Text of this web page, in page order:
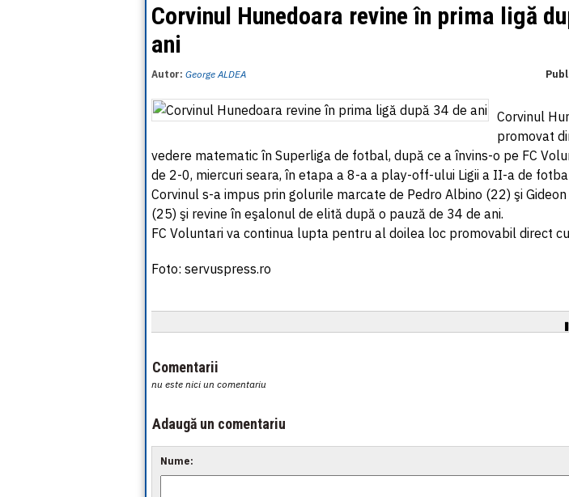
1 HUF = 1.2223 RON
1 INR= 0.0513 RON
1 NOK= 0.4191 RON
1 NZD= 2.6097 RON
= 0.0425 RON
1 RUB= 0.0530 RON
1 SEK
= 0.4526 RON
= 0.1141 RON
1 UAH= 0.1048 RON
1 XDR = 5.9383 RON
1 ZAR
= 0.2318 RON
Corvinul Hunedoara revine în prima ligă
ani
Autor: George ALDEA
Corvinul
promovat
vedere matematic în Superliga de fotbal, după ce a învins-o pe FC
de 2-0, miercuri seara, în etapa a 8-a a play-off-ului Ligii a II-a de
Corvinul s-a impus prin golurile marcate de Pedro Albino (22) şi Gideon
(25) şi revine în eşalonul de elită după o pauză de 34 de ani.
FC Voluntari va continua lupta pentru al doilea loc promovabil direct cu
Foto: servuspress.ro
Comentarii
nu este nici un comentariu
Adaugă un comentariu
Nume: